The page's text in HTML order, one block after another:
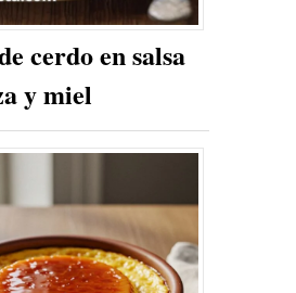
cerdo en salsa
y miel